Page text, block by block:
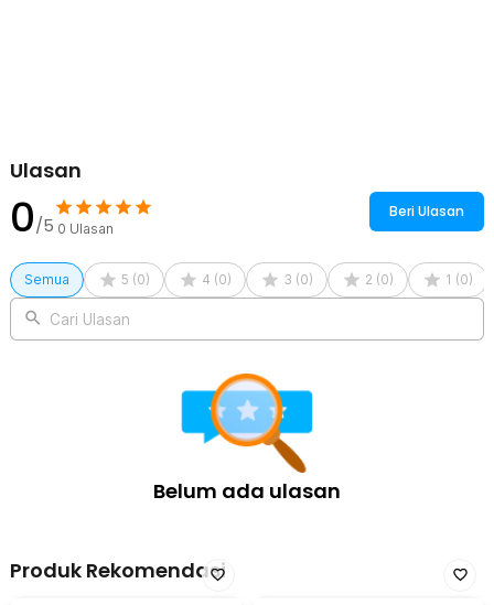
Ulasan
0/5 0 Ulasan
Beri Ulasan
Semua 5 (0) 4 (0) 3 (0) 2 (0) 1 (0)
Cari Ulasan
Belum ada ulasan
Produk Rekomendasi